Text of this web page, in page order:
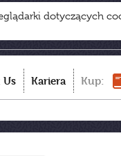
dotyczących
Us Kariera Kup: